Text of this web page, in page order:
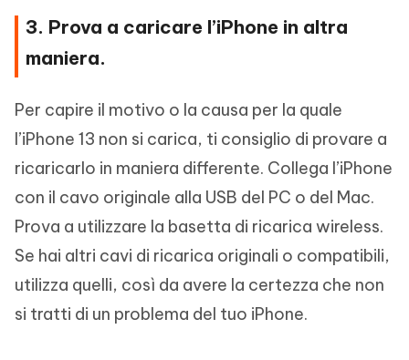
3. Prova a caricare l’iPhone in altra
maniera.
Per capire il motivo o la causa per la quale
l’iPhone 13 non si carica, ti consiglio di provare a
ricaricarlo in maniera differente. Collega l’iPhone
con il cavo originale alla USB del PC o del Mac.
Prova a utilizzare la basetta di ricarica wireless.
Se hai altri cavi di ricarica originali o compatibili,
utilizza quelli, così da avere la certezza che non
si tratti di un problema del tuo iPhone.